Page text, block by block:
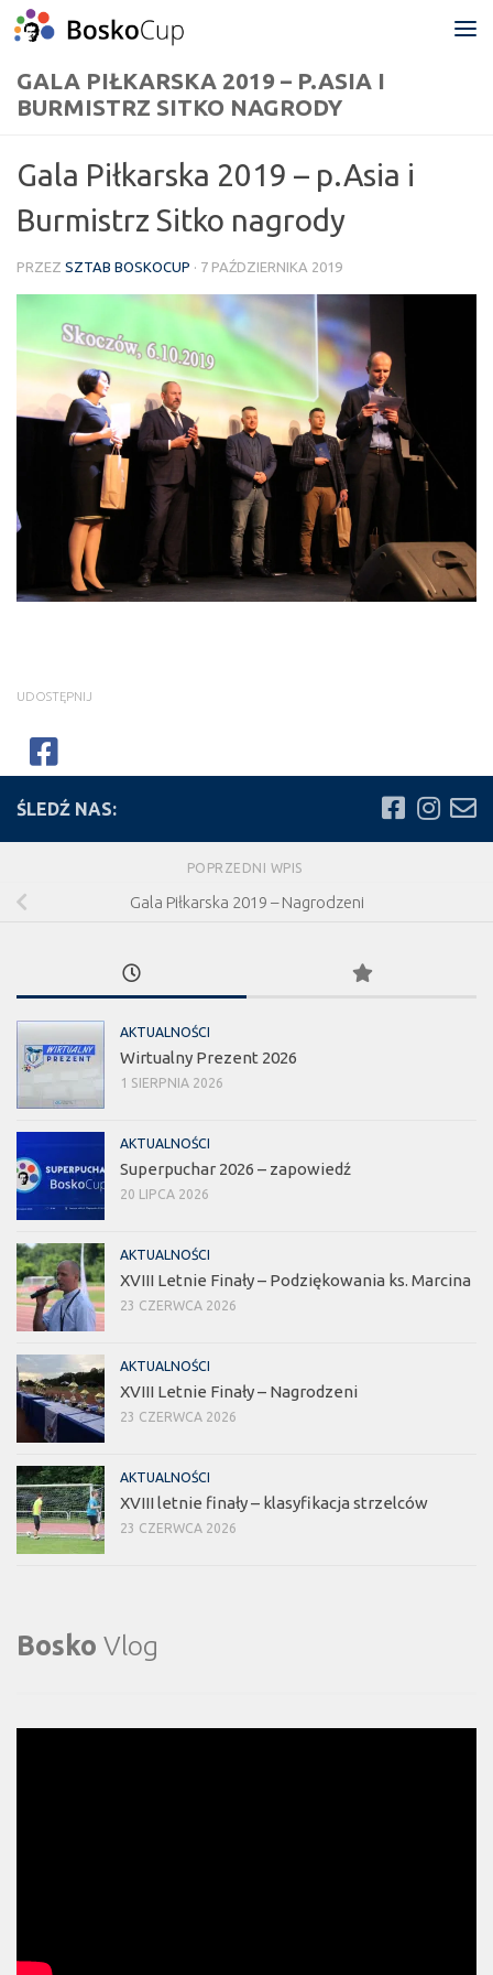
Przejdź do treści
GALA PIŁKARSKA 2019 – P.ASIA I
BURMISTRZ SITKO NAGRODY
Gala Piłkarska 2019 – p.Asia i
Burmistrz Sitko nagrody
PRZEZ SZTAB BOSKOCUP · 7 PAŹDZIERNIKA 2019
UDOSTĘPNIJ
ŚLEDŹ NAS:
POPRZEDNI WPIS
Gala Piłkarska 2019 – Nagrodzeni
AKTUALNOŚCI
Wirtualny Prezent 2026
1 SIERPNIA 2026
AKTUALNOŚCI
Superpuchar 2026 – zapowiedź
20 LIPCA 2026
AKTUALNOŚCI
XVIII Letnie Finały – Podziękowania ks. Marcina
23 CZERWCA 2026
AKTUALNOŚCI
XVIII Letnie Finały – Nagrodzeni
23 CZERWCA 2026
AKTUALNOŚCI
XVIII letnie finały – klasyfikacja strzelców
23 CZERWCA 2026
Bosko Vlog